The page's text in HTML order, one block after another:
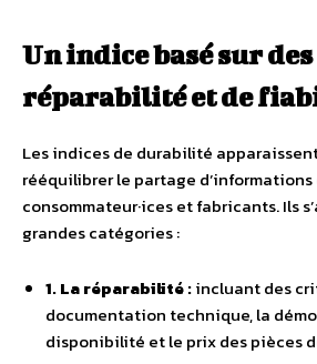
Un indice basé sur
réparabilité et de
Les indices de durabilité
rééquilibrer le partage
consommateur·ices et fabricants. Ils
grandes catégories :
1. La réparabilité :incluant des
documentation technique, la
disponibilité et le prix des pièces